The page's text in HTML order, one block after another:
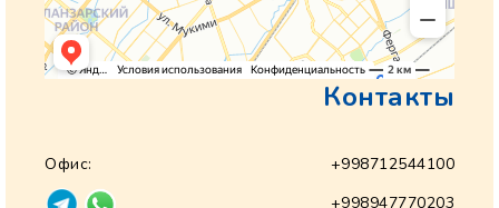
Контакты
Офис:
+998712544100
+998947770203